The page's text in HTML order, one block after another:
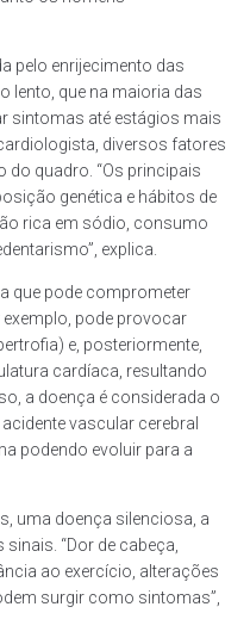
pelo enrijecimento das
lento, que na maioria das
sintomas até estágios mais
diversos fatores
quadro. “Os principais
genética e hábitos de
rica em sódio, consumo
explica.
que pode comprometer
pode provocar
e, posteriormente,
cardíaca, resultando
a doença é considerada o
vascular cerebral
podendo evoluir para a
uma doença silenciosa, a
“Dor de cabeça,
ao exercício, alterações
surgir como sintomas”,